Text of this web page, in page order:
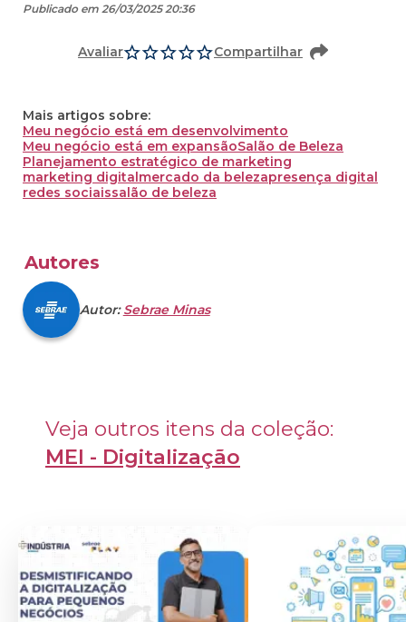
Publicado em 26/03/2025 20:36
Avaliar Compartilhar
Mais artigos sobre:
Meu negócio está em desenvolvimento
Meu negócio está em expansãoSalão de Beleza
Planejamento estratégico de marketing
marketing digitalmercado da belezapresença digital
redes sociaissalão de beleza
Autores
Autor:Sebrae Minas
MEI - Digitalização